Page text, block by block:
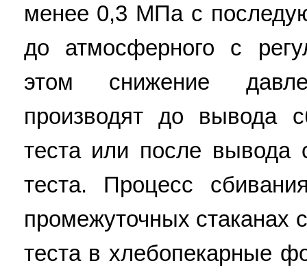
менее 0,3 МПа с
до атмосферного с
этом снижение
производят до вывода
теста или после вывода
теста. Процесс
промежуточных стаканах
теста в хлебопекарные